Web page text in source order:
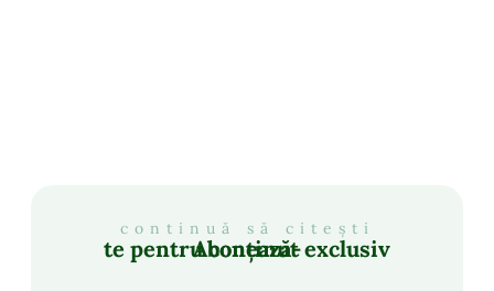
continuă să citești
Abonează-te pentru conținut exclusiv